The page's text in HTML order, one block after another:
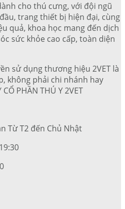
cho thú cưng, với đội ngũ
trang thiết bị hiện đại, cùng
quả, khoa học mang đến dịch
sức khỏe cao cấp, toàn diện
sử dụng thương hiệu 2VET là
không phải chi nhánh hay
PHẦN THÚ Y 2VET
Từ T2 đến Chủ Nhật